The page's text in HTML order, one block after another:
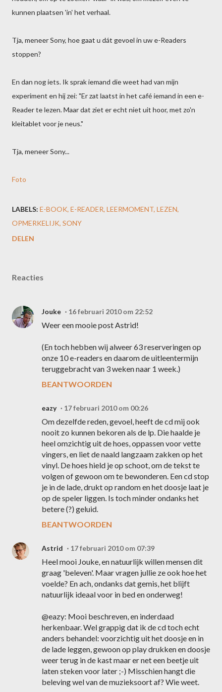
kunnen plaatsen 'in' het verhaal.
Tja, meneer Sony, hoe gaat u dát gevoel in uw e-Readers
stoppen?
En dan nog iets. Ik sprak iemand die weet had van mijn
experiment en hij zei: "Er zat laatst in het café iemand in een e-
Reader te lezen. Maar dat ziet er echt niet uit hoor, met zo'n
kleitablet voor je neus."
Tja, meneer Sony...
Foto
LABELS: E-BOOK E-READER LEERMOMENT LEZEN
OPMERKELIJK SONY
DELEN
Reacties
Jouke 16 februari 2010 om 22:52
Weer een mooie post Astrid!
(En toch hebben wij alweer 63 reserveringen op
onze 10 e-readers en daarom de uitleentermijn
teruggebracht van 3 weken naar 1 week.)
BEANTWOORDEN
eazy 17 februari 2010 om 00:26
Om dezelfde reden, gevoel, heeft de cd mij ook
nooit zo kunnen bekoren als de lp. Die haalde je
heel omzichtig uit de hoes, oppassen voor vette
vingers, en liet de naald langzaam zakken op het
vinyl. De hoes hield je op schoot, om de tekst te
volgen of gewoon om te bewonderen. Een cd stop
je in de lade, drukt op random en het doosje laat je
op de speler liggen. Is toch minder ondanks het
betere (?) geluid.
BEANTWOORDEN
Astrid 17 februari 2010 om 07:39
Heel mooi Jouke, en natuurlijk willen mensen dit
graag 'beleven'. Maar vragen jullie ze ook hoe het
voelde? En ach, ondanks dat gemis, het blijft
natuurlijk ideaal voor in bed en onderweg!
@eazy: Mooi beschreven, en inderdaad
herkenbaar. Wel grappig dat ik de cd toch echt
anders behandel: voorzichtig uit het doosje en in
de lade leggen, gewoon op play drukken en doosje
weer terug in de kast maar er net een beetje uit
laten steken voor later ;-) Misschien hangt die
beleving wel van de muzieksoort af? Wie weet.